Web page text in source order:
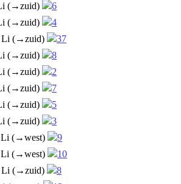
(→zuid)
6
(→zuid)
4
Li (→zuid)
37
(→zuid)
8
(→zuid)
2
(→zuid)
7
(→zuid)
5
(→zuid)
3
Li (→west)
9
Li (→west)
10
Li (→zuid)
8